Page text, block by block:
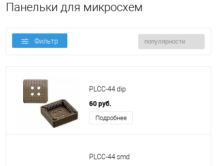
Панельки для микросхем
Фильтр
PLCC-44 dip
60 руб.
Подробнее
PLCC-44 smd